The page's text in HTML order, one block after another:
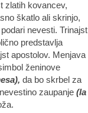
zlatih kovancev,
škatlo ali skrinjo,
nevesti. Trinajst
predstavlja
apostolov. Menjava
ženinove
da bo skrbel za
zaupanje (la